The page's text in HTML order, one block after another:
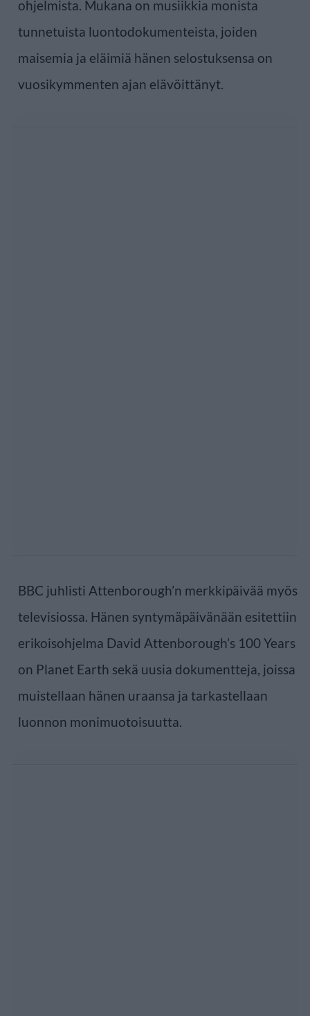
ohjelmista. Mukana on musiikkia monista
tunnetuista luontodokumenteista, joiden
maisemia ja eläimiä hänen selostuksensa on
vuosikymmenten ajan elävöittänyt.
BBC juhlisti Attenborough’n merkkipäivää myös
televisiossa. Hänen syntymäpäivänään esitettiin
erikoisohjelma David Attenborough’s 100 Years
on Planet Earth sekä uusia dokumentteja, joissa
muistellaan hänen uraansa ja tarkastellaan
luonnon monimuotoisuutta.